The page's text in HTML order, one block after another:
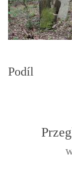
Podíl